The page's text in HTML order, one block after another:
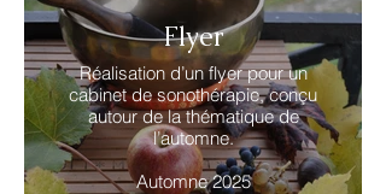
Flyer
Réalisation d’un flyer pour un
cabinet de sonothérapie, conçu
autour de la thématique de
l’automne.
Automne 2025